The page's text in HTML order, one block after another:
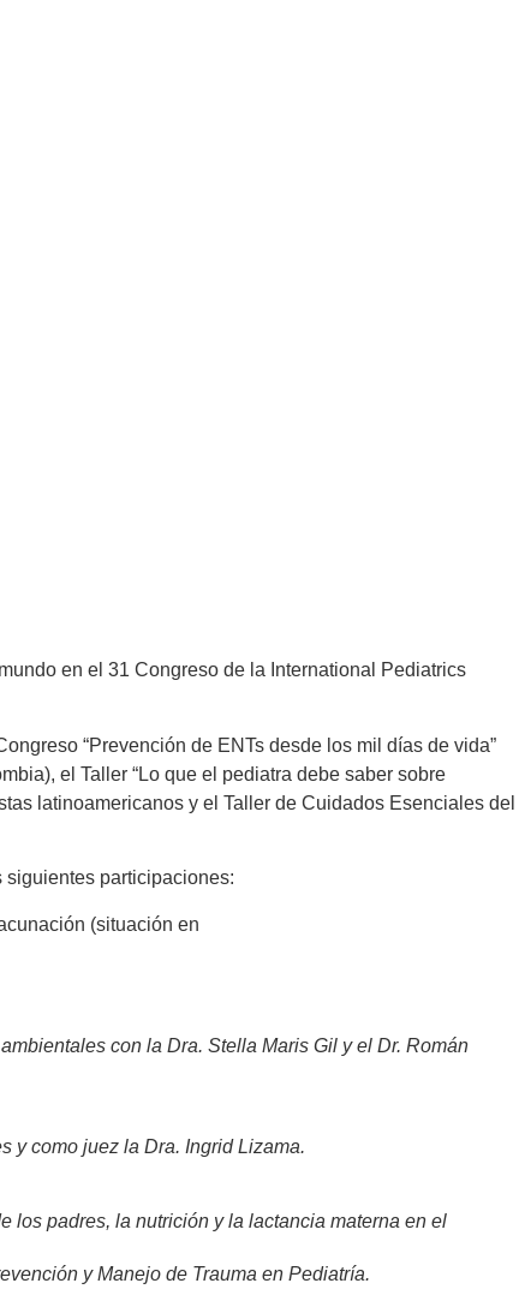
en el 31 Congreso de la International Pediatrics
“Prevención de ENTs desde los mil días de vida”
el Taller “Lo que el pediatra debe saber sobre
latinoamericanos y el Taller de Cuidados Esenciales del
participaciones:
(situación en
con la Dra. Stella Maris Gil y el Dr. Román
y como juez la Dra. Ingrid Lizama.
los padres, la nutrición y la lactancia materna en el
y Manejo de Trauma en Pediatría.